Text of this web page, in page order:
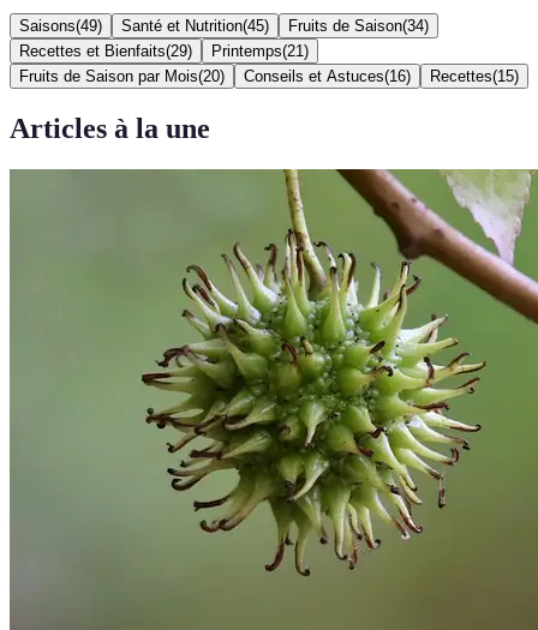
Saisons(49) Santé et Nutrition(45) Fruits de Saison(34)
Recettes et Bienfaits(29) Printemps(21 )
Fruits de Saison par Mois(20) Conseils et Astuces(16) Recettes(15)
Articles à la une